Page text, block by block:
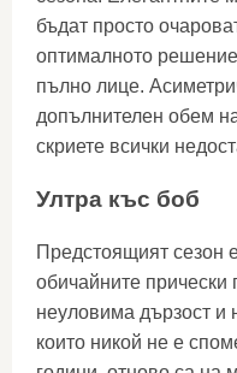
бъдат просто
оптималното решение
пълно лице.
допълнителен обем
скриете всички
Ултра къс боб
Предстоящият сезон
обичайните прически
неуловима дързост и
които никой не е